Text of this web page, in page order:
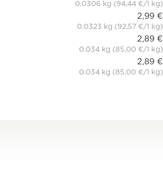
0.0306 kg (94,44 €/1 kg)
2,99 €
0.0323 kg (92,57 €/1 kg)
2,89 €
0.034 kg (85,00 €/1 kg)
2,89 €
0.034 kg (85,00 €/1 kg)